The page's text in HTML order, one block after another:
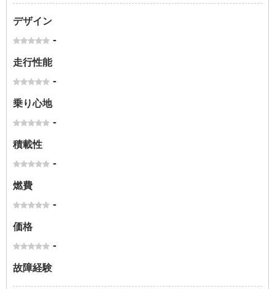
デザイン
-
走行性能
-
乗り心地
-
積載性
-
燃費
-
価格
-
故障経験